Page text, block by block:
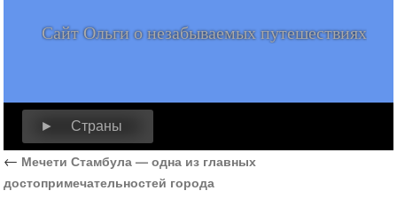
Сайт Ольги о незабываемых путешествиях
► Страны
← Мечети Стамбула — одна из главных
достопримечательностей города